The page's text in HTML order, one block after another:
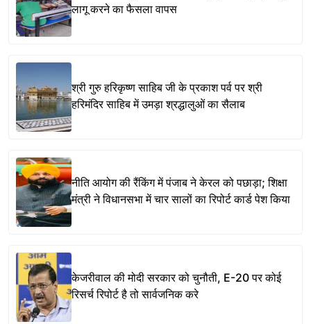
लागू करने का फैसला वापस
श्री गुरु हरिकृष्ण साहिब जी के प्रकाश पर्व पर श्री
हरिमंदिर साहिब में उमड़ा श्रद्धालुओं का सैलाब
नीति आयोग की रैंकिंग में पंजाब ने केरल को पछाड़ा; शिक्षा
मंत्री ने विधानसभा में चार सालों का रिपोर्ट कार्ड पेश किया
केजरीवाल की मोदी सरकार को चुनौती, E-20 पर कोई
रिसर्च रिपोर्ट है तो सार्वजनिक करे